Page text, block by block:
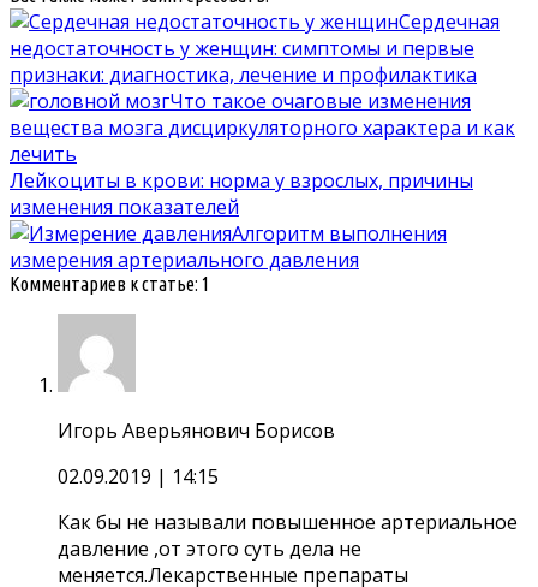
Сердечная
недостаточность у женщин: симптомы и первые
признаки: диагностика, лечение и профилактика
Что такое очаговые изменения
вещества мозга дисциркуляторного характера и как
лечить
Лейкоциты в крови: норма у взрослых, причины
изменения показателей
Алгоритм выполнения
измерения артериального давления
Комментариев к статье: 1
Игорь Аверьянович Борисов
02.09.2019 | 14:15
Как бы не называли повышенное артериальное
давление ,от этого суть дела не
меняется.Лекарственные препараты